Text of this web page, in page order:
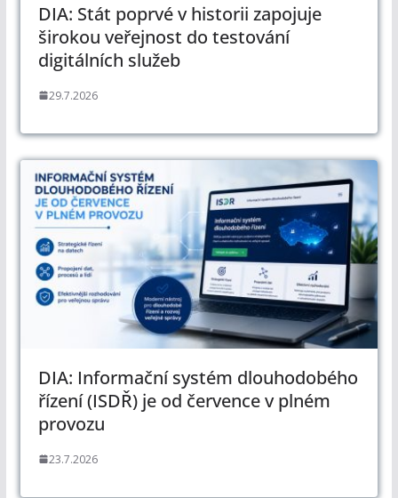
DIA: Stát poprvé v historii zapojuje
širokou veřejnost do testování
digitálních služeb
29.7.2026
DIA: Informační systém dlouhodobého
řízení (ISDŘ) je od července v plném
provozu
23.7.2026